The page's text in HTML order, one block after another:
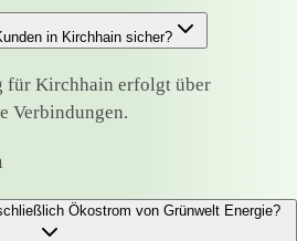
in Kirchhain sicher?
für Kirchhain erfolgt über
Verbindungen.
Ökostrom von Grünwelt Energie?